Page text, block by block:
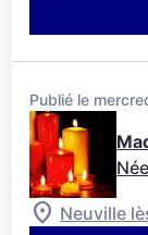
Publié le
Neuville